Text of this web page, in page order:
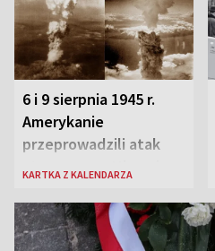
6 i 9 sierpnia 1945 r.
Amerykanie
przeprowadzili atak
atomowy na Hiroszimę
KARTKA Z KALENDARZA